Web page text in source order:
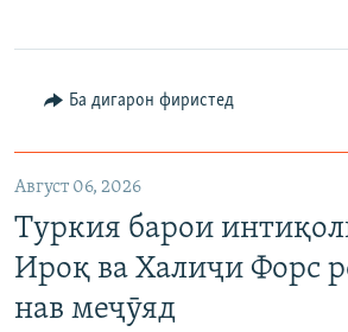
Ба дигарон фиристед
Август 06, 2026
Туркия барои
Ироқ ва Халиҷи Форс
нав меҷӯяд